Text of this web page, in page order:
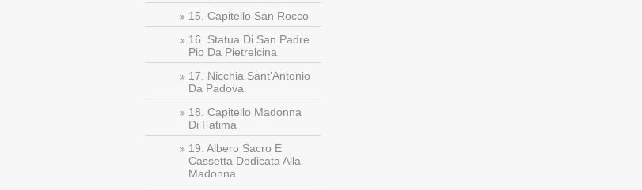
15. Capitello San Rocco
16. Statua Di San Padre
Pio Da Pietrelcina
17. Nicchia Sant’Antonio
Da Padova
18. Capitello Madonna
Di Fatima
19. Albero Sacro E
Cassetta Dedicata Alla
Madonna